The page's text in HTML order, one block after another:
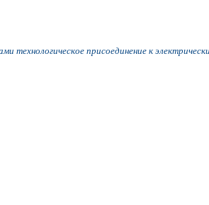
технологическое присоединение к